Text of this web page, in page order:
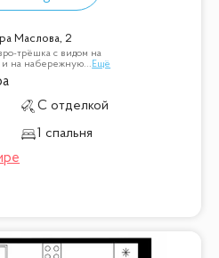
Маслова, 2
трёшка с видом на
и на набережную... Ещё
С отделкой
1 спальня